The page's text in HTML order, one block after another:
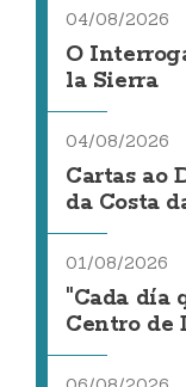
04/08/2026
O
la Sierra
04/08/2026
Cartas ao
da Costa
01/08/2026
"Cada día
Centro de